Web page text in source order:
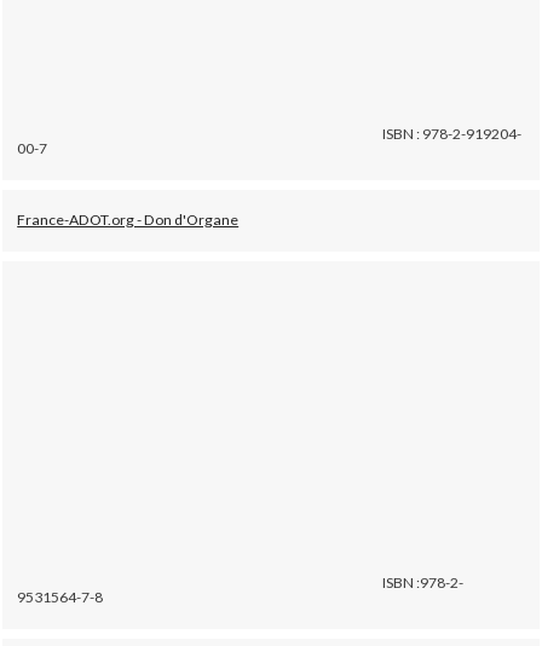
ISBN : 978-2-919204-
00-7
France-ADOT.org - Don d'Organe
ISBN :978-2-
9531564-7-8